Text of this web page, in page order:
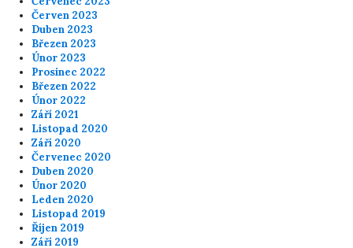
Červen 2023
Duben 2023
Březen 2023
Únor 2023
Prosinec 2022
Březen 2022
Únor 2022
Září 2021
Listopad 2020
Září 2020
Červenec 2020
Duben 2020
Únor 2020
Leden 2020
Listopad 2019
Říjen 2019
Září 2019